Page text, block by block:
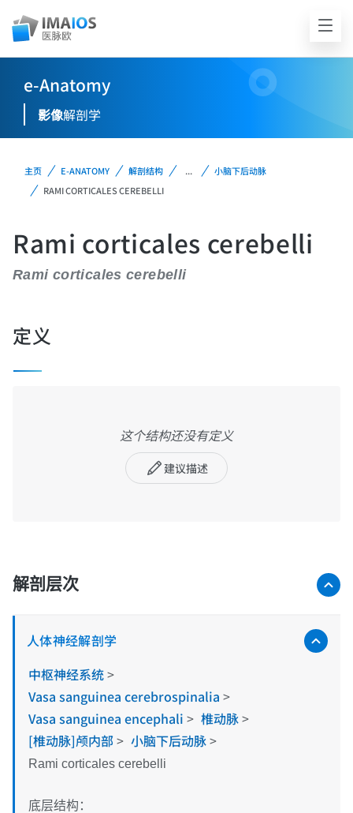
e-Anatomy
影像解剖学
主页 E-ANATOMY 解剖结构 ...
小脑下后动脉
RAMI CORTICALES CEREBELLI
Rami corticales cerebelli
Rami corticales cerebelli
定义
这个结构还没有定义
建议描述
解剖层次
人体神经解剖学
中枢神经系统>
Vasa sanguinea cerebrospinalia >
Vasa sanguinea encephali > 椎动脉>
[椎动脉]颅内部> 小脑下后动脉>
Rami corticales cerebelli
底层结构：